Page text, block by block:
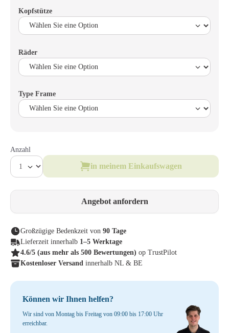
Kopfstütze
Räder
Type Frame
Anzahl
in meinem Einkaufswagen
Angebot anfordern
Großzügige Bedenkzeit von 90 Tage
Lieferzeit innerhalb 1–5 Werktage
4.6/5 (aus mehr als 500 Bewertungen) op TrustPilot
Kostenloser Versand innerhalb NL & BE
Können wir Ihnen helfen?
Wir sind von Montag bis Freitag von 09:00 bis 17:00 Uhr
erreichbar.